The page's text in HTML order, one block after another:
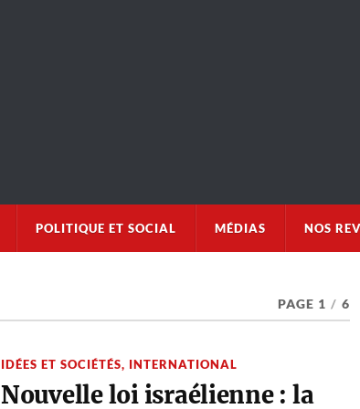
POLITIQUE ET SOCIAL MÉDIAS NOS
PAGE 1 / 6
IDÉES ET SOCIÉTÉS, INTERNATIONAL
Nouvelle loi israélienne : la